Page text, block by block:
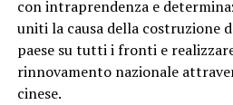
con intraprendenza e
uniti la causa della costruzione
paese su tutti i fronti e
rinnovamento nazionale
cinese.